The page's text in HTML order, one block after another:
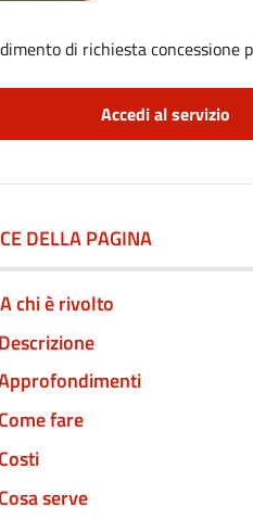
di richiesta
Accedi al servizio
DELLA PAGINA
A chi è rivolto
Descrizione
Come fare
Costi
Cosa serve